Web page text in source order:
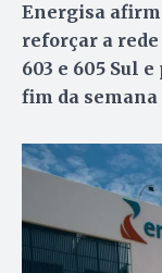
Energisa
reforçar a
603 e 605 Sul
fim da semana